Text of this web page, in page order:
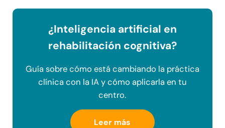
¿Inteligencia artificial en
rehabilitación cognitiva?
Guía sobre cómo está cambiando la práctica
clínica con la IA y cómo aplicarla en tu
centro.
Leer más